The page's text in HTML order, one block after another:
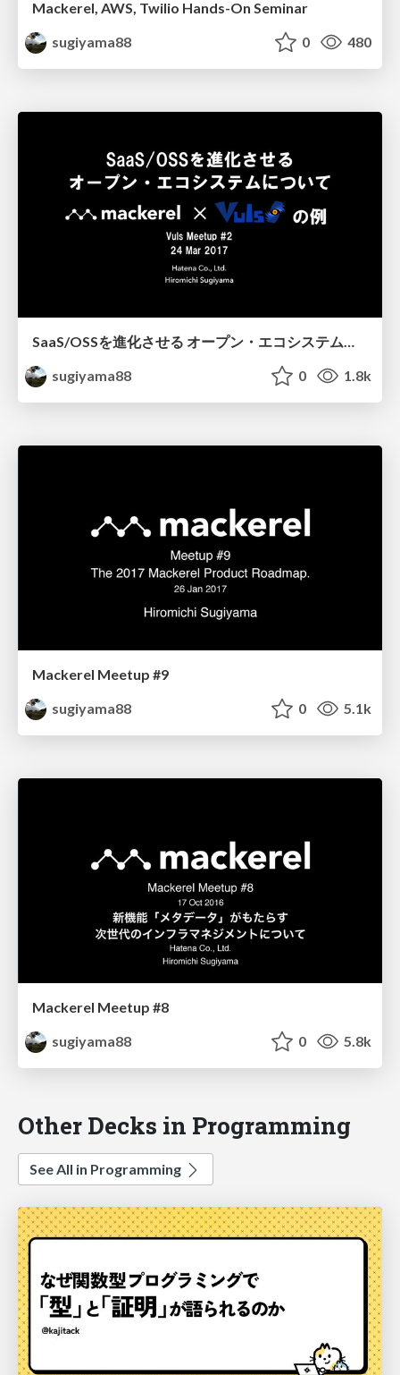
Mackerel, AWS, Twilio Hands-On Seminar
sugiyama88
0 480
sugiyama88
0 1.8k
Mackerel Meetup #9
sugiyama88
0 5.1k
Mackerel Meetup #8
sugiyama88
0 5.8k
Other Decks in Programming
See All in Programming